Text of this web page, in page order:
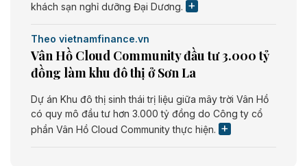
khách sạn nghỉ dưỡng Đại Dương.
Theo vietnamfinance.vn
Vân Hồ Cloud Community đầu tư 3.000 tỷ
đồng làm khu đô thị ở Sơn La
Dự án Khu đô thị sinh thái trị liệu giữa mây trời Vân Hồ
có quy mô đầu tư hơn 3.000 tỷ đồng do Công ty cổ
phần Vân Hồ Cloud Community thực hiện.